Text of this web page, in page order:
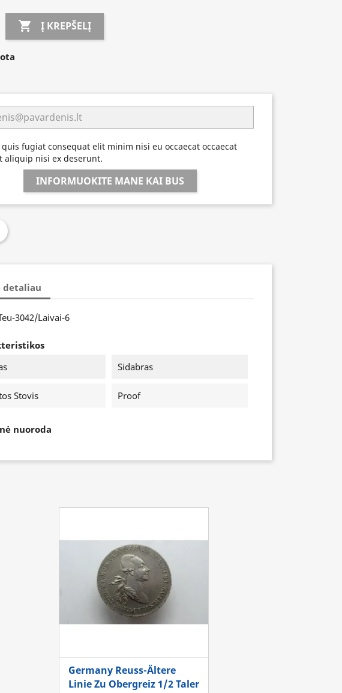
 Į KREPŠELĮ
quis fugiat consequat elit minim nisi eu occaecat occaecat
aliquip nisi ex deserunt.
INFORMUOKITE MANE KAI BUS
detaliau
3042/Laivai-6
Sidabras
Stovis Proof
nuoroda
Germany Reuss-Ältere
Linie Zu Obergreiz 1/2 Taler